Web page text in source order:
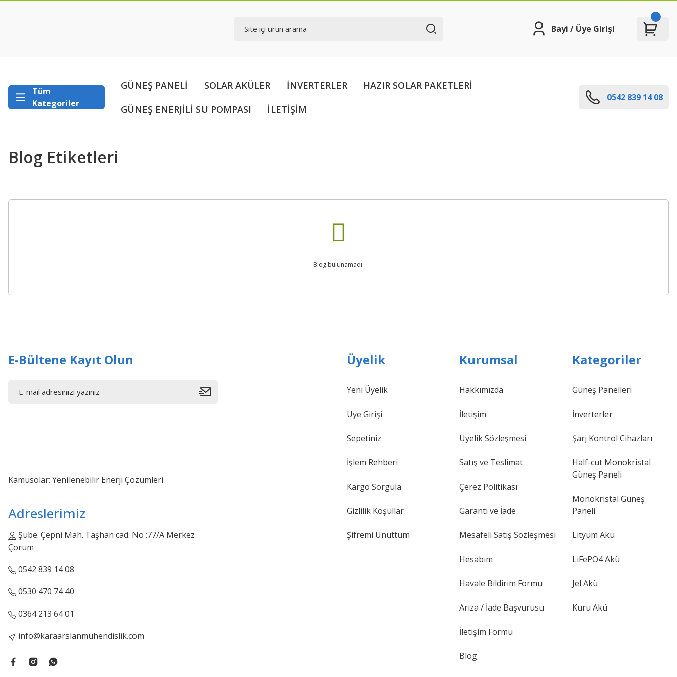
Bayi / Üye Girişi
Tüm
Kategoriler
GÜNEŞ PANELİ SOLAR AKÜLER İNVERTERLER
HAZIR SOLAR PAKETLERİ
GÜNEŞ ENERJİLİ SU POMPASI
İLETİŞİM
0542 839 14 08
Blog Etiketleri
Blog bulunamadı.
E-Bültene Kayıt Olun
Kamusolar: Yenilenebilir Enerji Çözümleri
Adreslerimiz
Şube: Çepni Mah. Taşhan cad. No :77/A Merkez
Çorum
0542 839 14 08
0530 470 74 40
0364 213 64 01
info@karaarslanmuhendislik.com
Üyelik
Yeni Üyelik
Üye Girişi
Sepetiniz
İşlem Rehberi
Kargo Sorgula
Gizlilik Koşullar
Şifremi Unuttum
Kurumsal
Hakkımızda
İletişim
Üyelik Sözleşmesi
Satış ve Teslimat
Çerez Politikası
Garanti ve İade
Mesafeli Satış Sözleşmesi
Hesabım
Havale Bildirim Formu
Arıza / İade Başvurusu
İletişim Formu
Blog
Kategoriler
Güneş Panelleri
İnverterler
Şarj Kontrol Cihazları
Half-cut Monokristal
Güneş Paneli
Monokristal Güneş
Paneli
Lityum Akü
LiFePO4 Akü
Jel Akü
Kuru Akü